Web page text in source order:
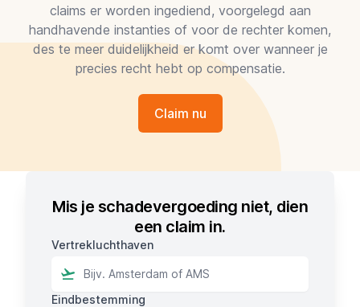
claims er worden ingediend, voorgelegd aan
handhavende instanties of voor de rechter komen,
des te meer duidelijkheid er komt over wanneer je
precies recht hebt op compensatie.
Claim nu
Mis je schadevergoeding niet, dien
een claim in.
Vertrekluchthaven
Eindbestemming